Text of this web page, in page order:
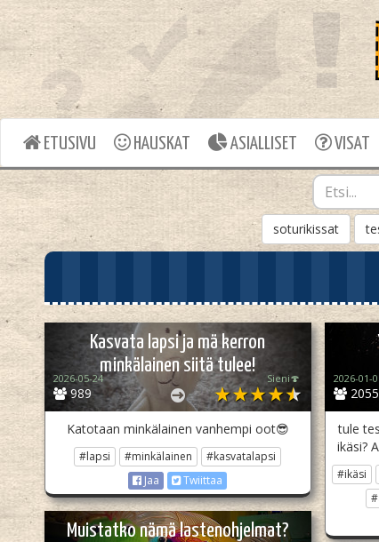
ETUSIVU HAUSKAT ASIALLISET VISAT
soturikissat
Kasvata lapsi ja mä kerron
minkälainen siitä tulee!
989
2026-05-24 Sieni🍄
Katotaan minkälainen vanhempi oot😎
#lapsi #minkälainen
#kasvatalapsi
Jaa
Twiittaa
2055
2026-01-
tule
ikäsi?
#ikäsi
Muistatko nämä lastenohjelmat?